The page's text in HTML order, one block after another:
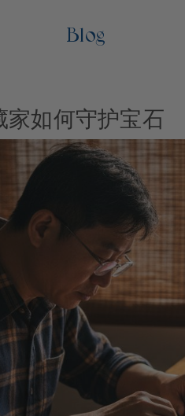
Blog
如何守护宝石